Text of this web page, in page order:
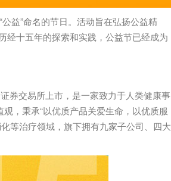
益”命名的节日。活动旨在弘扬公益精
经十五年的探索和实践，公益节已经成为
券交易所上市，是一家致力于人类健康事
，秉承“以优质产品关爱生命，以优质服
等治疗领域，旗下拥有九家子公司、四大